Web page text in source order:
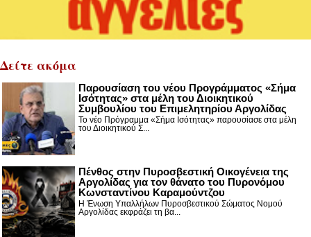
Δείτε ακόμα
Παρουσίαση του νέου Προγράμματος «Σήμα
Ισότητας» στα μέλη του Διοικητικού
Συμβουλίου του Επιμελητηρίου Αργολίδας
Το νέο Πρόγραμμα «Σήμα Ισότητας» παρουσίασε στα μέλη
του Διοικητικού Σ...
Πένθος στην Πυροσβεστική Οικογένεια της
Αργολίδας για τον θάνατο του Πυρονόμου
Κωνσταντίνου Καραμούντζου
Η Ένωση Υπαλλήλων Πυροσβεστικού Σώματος Νομού
Αργολίδας εκφράζει τη βα...